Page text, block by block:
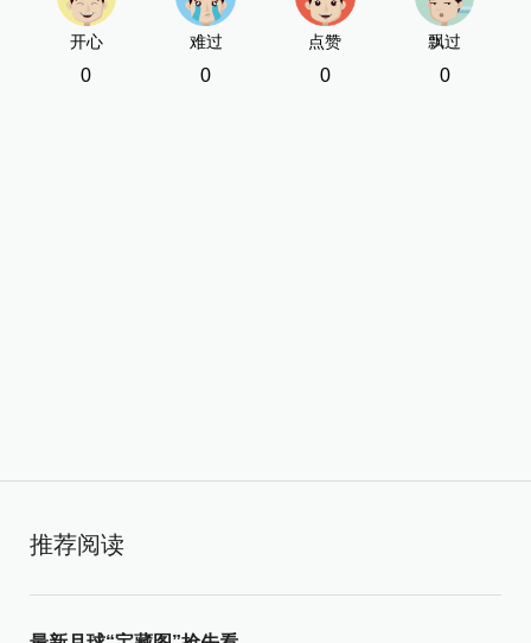
开心
0
难过
0
点赞
0
飘过
0
推荐阅读